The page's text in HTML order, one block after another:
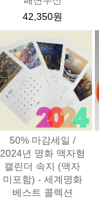
42,350원
50% 마감세일 /
2024년 명화 액자형
캘린더 속지 (액자
미포함) - 세계명화
베스트 콜렉션